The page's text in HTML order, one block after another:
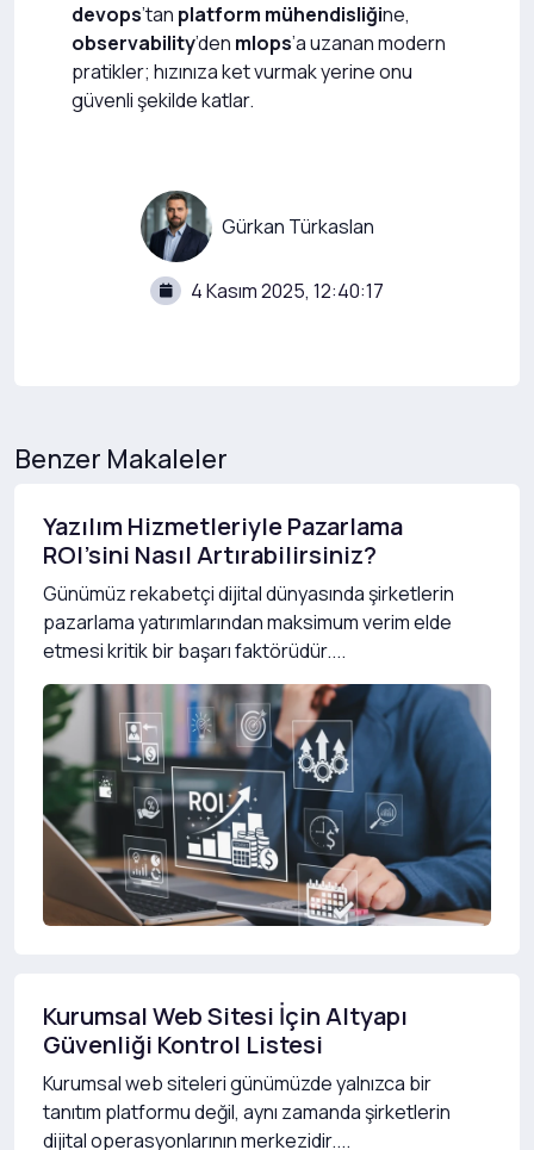
devops’tan platform mühendisliğine,
observability’den mlops’a uzanan modern
pratikler; hızınıza ket vurmak yerine onu
güvenli şekilde katlar.
Gürkan Türkaslan
4 Kasım 2025, 12:40:17
Benzer Makaleler
Yazılım Hizmetleriyle Pazarlama
ROI’sini Nasıl Artırabilirsiniz?
Günümüz rekabetçi dijital dünyasında şirketlerin
pazarlama yatırımlarından maksimum verim elde
etmesi kritik bir başarı faktörüdür....
Kurumsal Web Sitesi İçin Altyapı
Güvenliği Kontrol Listesi
Kurumsal web siteleri günümüzde yalnızca bir
tanıtım platformu değil, aynı zamanda şirketlerin
dijital operasyonlarının merkezidir....